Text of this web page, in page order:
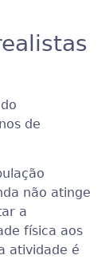
de
não atinge
a
física aos
atividade é